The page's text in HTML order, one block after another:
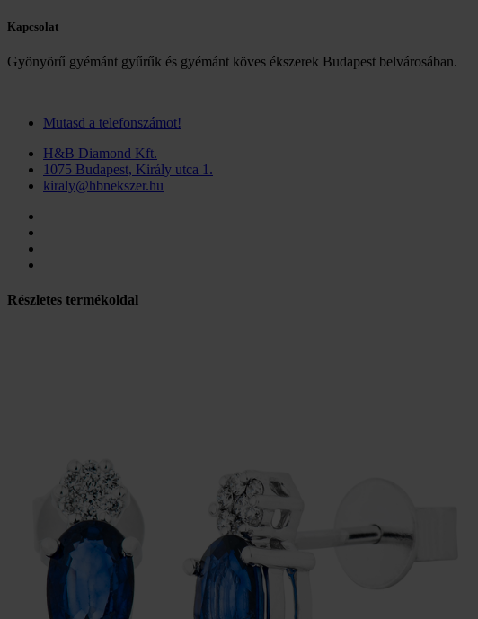
Kapcsolat
Gyönyörű gyémánt gyűrűk és gyémánt köves ékszerek Budapest belvárosában.
Mutasd a telefonszámot!
H&B Diamond Kft.
1075 Budapest, Király utca 1.
kiraly@hbnekszer.hu
Részletes termékoldal